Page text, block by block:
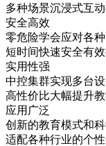
多种场景沉浸式互
安全高效
零危险学会应对各
短时间快速安全有
实用性强
中控集群实现多台
高性价比大幅提升
应用广泛
创新的教育模式和
适配各种行业的个